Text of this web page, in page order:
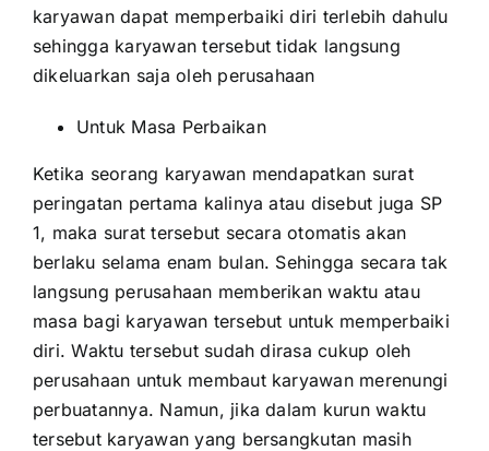
karyawan dapat memperbaiki diri terlebih dahulu
sehingga karyawan tersebut tidak langsung
dikeluarkan saja oleh perusahaan
Untuk Masa Perbaikan
Ketika seorang karyawan mendapatkan surat
peringatan pertama kalinya atau disebut juga SP
1, maka surat tersebut secara otomatis akan
berlaku selama enam bulan. Sehingga secara tak
langsung perusahaan memberikan waktu atau
masa bagi karyawan tersebut untuk memperbaiki
diri. Waktu tersebut sudah dirasa cukup oleh
perusahaan untuk membaut karyawan merenungi
perbuatannya. Namun, jika dalam kurun waktu
tersebut karyawan yang bersangkutan masih